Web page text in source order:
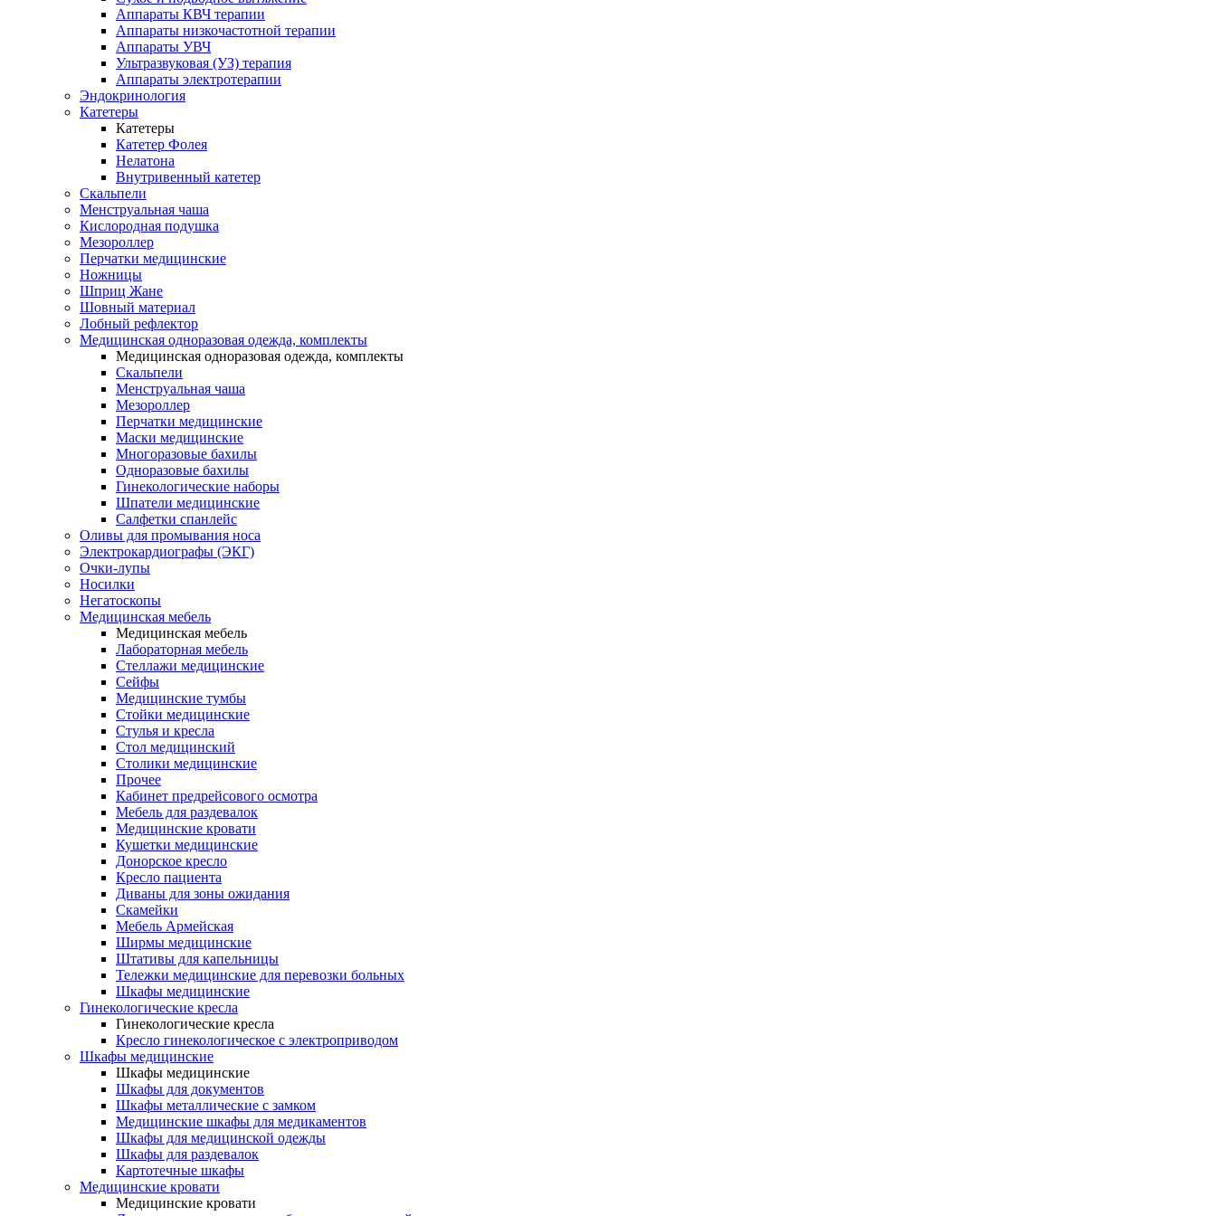
Аппараты КВЧ терапии
Аппараты низкочастотной терапии
Аппараты УВЧ
Ультразвуковая (УЗ) терапия
Аппараты электротерапии
Эндокринология
Катетеры
Катетеры
Катетер Фолея
Нелатона
Внутривенный катетер
Скальпели
Менструальная чаша
Кислородная подушка
Мезороллер
Перчатки медицинские
Ножницы
Шприц Жане
Шовный материал
Лобный рефлектор
Медицинская одноразовая одежда, комплекты
Медицинская одноразовая одежда, комплекты
Скальпели
Менструальная чаша
Мезороллер
Перчатки медицинские
Маски медицинские
Многоразовые бахилы
Одноразовые бахилы
Гинекологические наборы
Шпатели медицинские
Салфетки спанлейс
Оливы для промывания носа
Электрокардиографы (ЭКГ)
Очки-лупы
Носилки
Негатоскопы
Медицинская мебель
Медицинская мебель
Лабораторная мебель
Стеллажи медицинские
Сейфы
Медицинские тумбы
Стойки медицинские
Cтулья и кресла
Стол медицинский
Столики медицинские
Прочее
Кабинет предрейсового осмотра
Мебель для раздевалок
Медицинские кровати
Кушетки медицинские
Донорское кресло
Кресло пациента
Диваны для зоны ожидания
Скамейки
Мебель Армейская
Ширмы медицинские
Штативы для капельницы
Тележки медицинские для перевозки больных
Шкафы медицинские
Гинекологические кресла
Гинекологические кресла
Кресло гинекологическое с электроприводом
Шкафы медицинские
Шкафы медицинские
Шкафы для документов
Шкафы металлические с замком
Медицинские шкафы для медикаментов
Шкафы для медицинской одежды
Шкафы для раздевалок
Картотечные шкафы
Медицинские кровати
Медицинские кровати